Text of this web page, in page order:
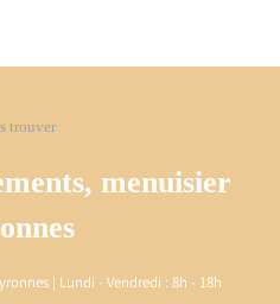
trouver
menuisier
| Lundi - Vendredi : 8h - 18h